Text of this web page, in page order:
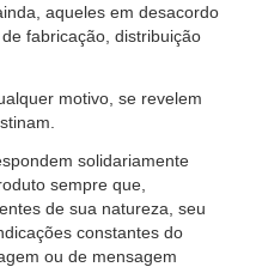
aqueles em desacordo
fabricação, distribuição
motivo, se revelem
solidariamente
sempre que,
de sua natureza, seu
constantes do
ou de mensagem